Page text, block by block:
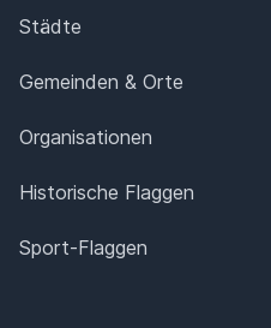
Städte
Gemeinden & Orte
Organisationen
Historische Flaggen
Sport-Flaggen